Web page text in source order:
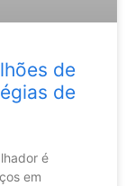
de
de
é
em